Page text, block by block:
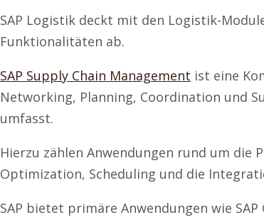
SAP Logistik deckt mit den Logistik-
Funktionalitäten ab.
SAP Supply Chain Management ist eine
Networking, Planning, Coordination und
umfasst.
Hierzu zählen Anwendungen rund um die
Optimization, Scheduling und die
SAP bietet primäre Anwendungen wie SAP